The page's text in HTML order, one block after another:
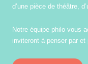
d’une pièce de théâtre,
Notre équipe philo vous
inviteront à penser par